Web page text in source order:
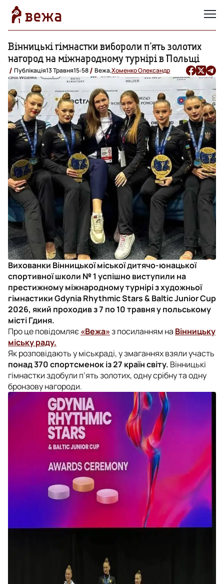
Вінницькі гімнастки вибороли пʼять золотих
нагород на міжнародному турнірі в Польщі
Публікація13 Травня15:58 Вежа,Хоменко Олександр
Вихованки Вінницької міської дитячо-юнацької
спортивної школи № 1 успішно виступили на
престижному міжнародному турнірі з художньої
гімнастики Gdynia Rhythmic Stars & Baltic Junior Cup
2026, який проходив з 7 по 10 травня у польському
місті Гдиня.
Про це повідомляє«Вежа»з посиланням на Вінницьку
міську раду.
Як розповідають у міськраді, у змаганнях взяли участь
понад 370 спортсменок із 27 країн світу. Вінницькі
гімнастки здобули п’ять золотих, одну срібну та одну
бронзову нагороди.